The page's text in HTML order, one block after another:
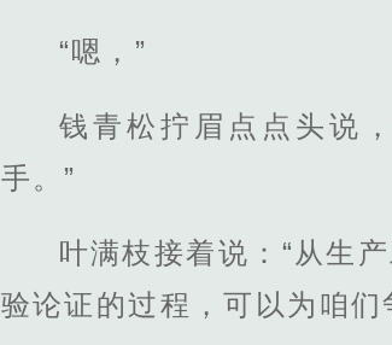
“嗯，”
钱青松拧眉点点头说
手。”
叶满枝接着说：“从生
验论证的过程，可以为咱们